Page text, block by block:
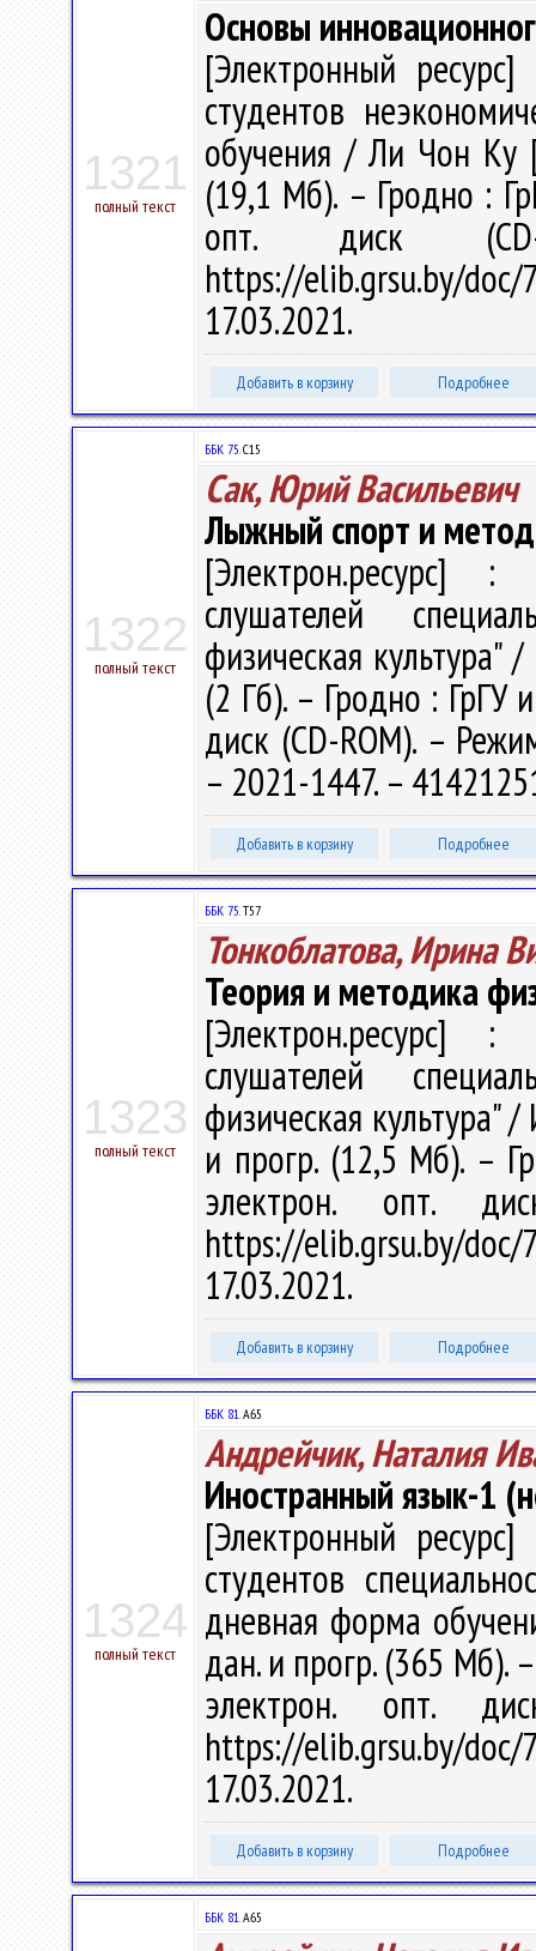
1321
полный текст
Основы
[Электронный
студентов
обучения / Ли Чон Ку
(19,1 Мб). – Гродно :
опт. диск
https://elib.grsu.by/
17.03.2021.
Добавить в корзину Подробнее
1322
полный текст
ББК 75.С15
Сак, Юрий Васильевич
Лыжный спорт и
[Электрон.ресурс] :
слушателей
физическая культура"
(2 Гб). – Гродно : ГрГУ
диск (CD-ROM). –
– 2021-1447. –
Добавить в корзину Подробнее
1323
полный текст
ББК 75.Т57
Тонкоблатова, Ирина
Теория и методика
[Электрон.ресурс] :
слушателей
физическая культура"
и прогр. (12,5 Мб). –
электрон. опт.
https://elib.grsu.by/
17.03.2021.
Добавить в корзину Подробнее
1324
полный текст
ББК 81.А65
Андрейчик, Наталия
Иностранный язык-1
[Электронный
студентов
дневная форма
дан. и прогр. (365 Мб).
электрон. опт.
https://elib.grsu.by/
17.03.2021.
Добавить в корзину Подробнее
ББК 81.А65